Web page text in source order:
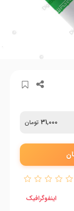
31,000 تومان
اینفوگرافیک